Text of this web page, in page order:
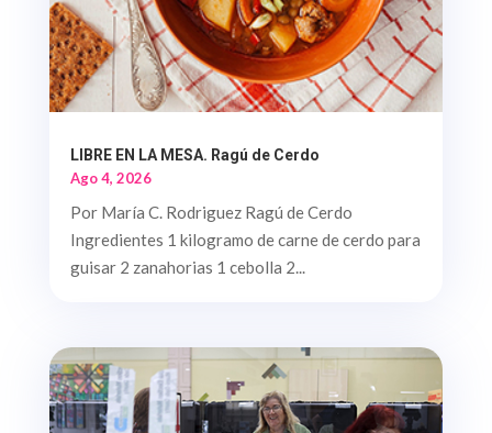
LIBRE EN LA MESA. Ragú de Cerdo
Ago 4, 2026
Por María C. Rodriguez Ragú de Cerdo
Ingredientes 1 kilogramo de carne de cerdo para
guisar 2 zanahorias 1 cebolla 2...